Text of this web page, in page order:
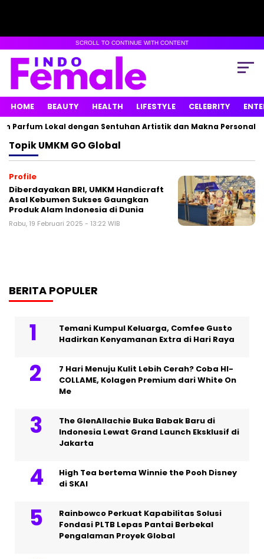
SCROLL TO CONTINUE WITH CONTENT
HOME BEAUTY HEALTH LIFESTYLE CELEBRITY
Parfum Lokal dengan Sentuhan Artistik dan Makna Personal
TopikUMKM GO Global
Profile
Diberdayakan BRI, UMKM Handicraft
Asal Kebumen Sukses Gaungkan
Produk Alam Indonesia di Dunia
Rabu, 19 Februari 2025 - 13:22 WIB
BERITA POPULER
Temani Kumpul Keluarga, Comfee Gusto
Hadirkan Kenyamanan Extra di Hari Raya
7 Hari Menuju Kulit Lebih Cerah? Coba HI-
COLLAME, Kolagen Premium dari White On
Me
The GlenAllachie Buka Babak Baru di
Indonesia Lewat Grand Launch Eksklusif di
Jakarta
High Tea bertema Winnie the Pooh Disney
di SKAI
Rainbowco Perkuat Kapabilitas Solusi
Fondasi PLTB Lepas Pantai Berbekal
Pengalaman Proyek Global